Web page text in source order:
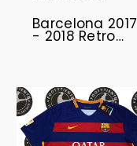
Barcelona 2017
- 2018 Retro